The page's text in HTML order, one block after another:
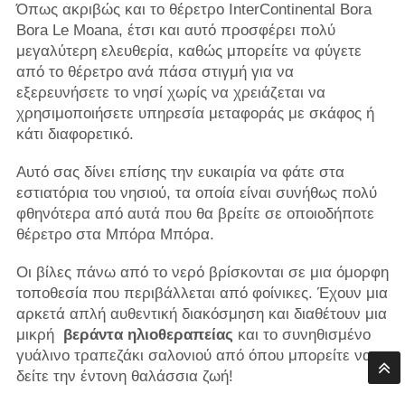
Όπως ακριβώς και το θέρετρο InterContinental Bora
Bora Le Moana, έτσι και αυτό προσφέρει πολύ
μεγαλύτερη ελευθερία, καθώς μπορείτε να φύγετε
από το θέρετρο ανά πάσα στιγμή για να
εξερευνήσετε το νησί χωρίς να χρειάζεται να
χρησιμοποιήσετε υπηρεσία μεταφοράς με σκάφος ή
κάτι διαφορετικό.
Αυτό σας δίνει επίσης την ευκαιρία να φάτε στα
εστιατόρια του νησιού, τα οποία είναι συνήθως πολύ
φθηνότερα από αυτά που θα βρείτε σε οποιοδήποτε
θέρετρο στα Μπόρα Μπόρα.
Οι βίλες πάνω από το νερό βρίσκονται σε μια όμορφη
τοποθεσία που περιβάλλεται από φοίνικες. Έχουν μια
αρκετά απλή αυθεντική διακόσμηση και διαθέτουν μια
μικρή βεράντα ηλιοθεραπείας και το συνηθισμένο
γυάλινο τραπεζάκι σαλονιού από όπου μπορείτε να
δείτε την έντονη θαλάσσια ζωή!